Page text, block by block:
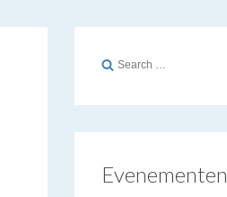
Search
Evenementen